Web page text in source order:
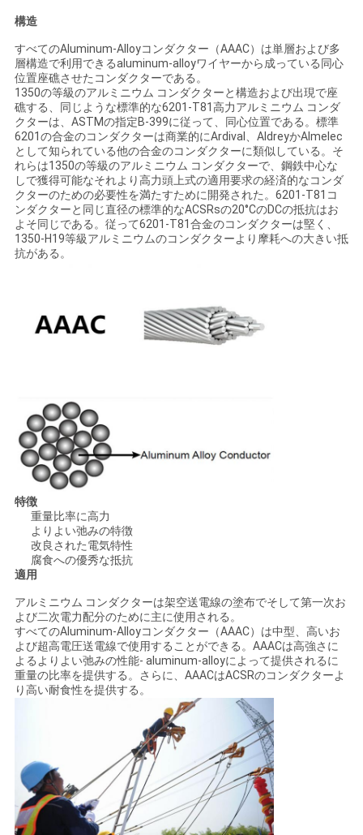
用
を
要
求
し
な
さ
い
POLICY
構造
すべてのAluminum-Alloyコンダクター（AAAC）は単層および多
層構造で利用できるaluminum-alloyワイヤーから成っている同心
位置座礁させたコンダクターである。
1350の等級のアルミニウム コンダクターと構造および出現で座
礁する、同じような標準的な6201-T81高力アルミニウム コンダ
クターは、ASTMの指定B-399に従って、同心位置である。標準
6201の合金のコンダクターは商業的にArdival、AldreyかAlmelec
として知られている他の合金のコンダクターに類似している。そ
れらは1350の等級のアルミニウム コンダクターで、鋼鉄中心な
しで獲得可能なそれより高力頭上式の適用要求の経済的なコンダ
クターのための必要性を満たすために開発された。6201-T81コ
ンダクターと同じ直径の標準的なACSRsの20°CのDCの抵抗はお
よそ同じである。従って6201-T81合金のコンダクターは堅く、
1350-H19等級アルミニウムのコンダクターより摩耗への大きい抵
抗がある。
特徴
重量比率に高力
よりよい弛みの特徴
改良された電気特性
腐食への優秀な抵抗
適用
アルミニウム コンダクターは架空送電線の塗布でそして第一次お
よび二次電力配分のために主に使用される。
すべてのAluminum-Alloyコンダクター（AAAC）は中型、高いお
よび超高電圧送電線で使用することができる。AAACは高強さに
よるよりよい弛みの性能- aluminum-alloyによって提供されるに
重量の比率を提供する。さらに、AAACはACSRのコンダクターよ
り高い耐食性を提供する。